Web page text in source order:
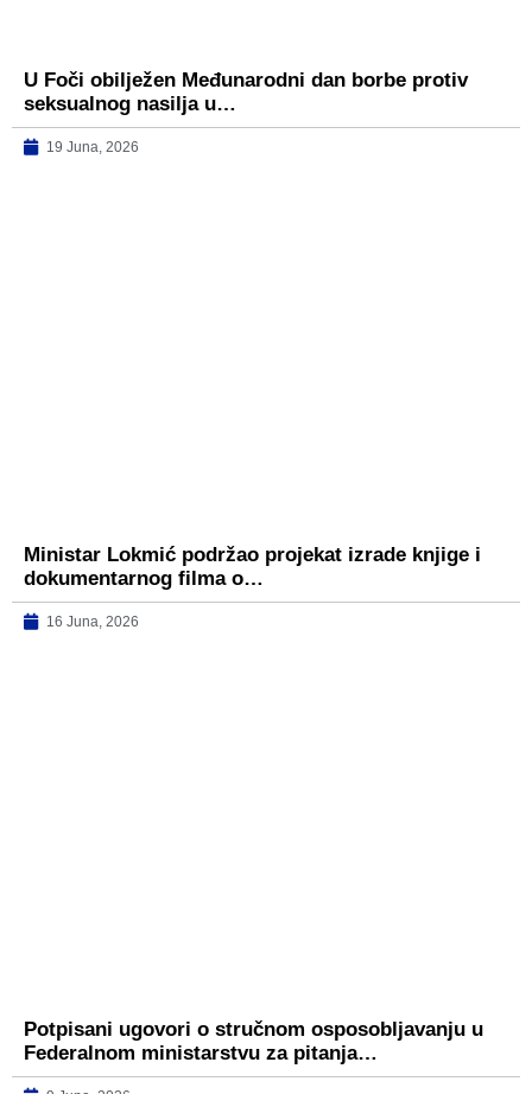
U Foči obilježen Međunarodni dan borbe protiv
seksualnog nasilja u…
19 Juna, 2026
Ministar Lokmić podržao projekat izrade knjige i
dokumentarnog filma o…
16 Juna, 2026
Potpisani ugovori o stručnom osposobljavanju u
Federalnom ministarstvu za pitanja…